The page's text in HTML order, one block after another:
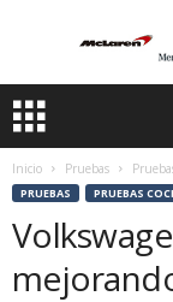
Inicio Pruebas
PRUEBAS PRUEBAS